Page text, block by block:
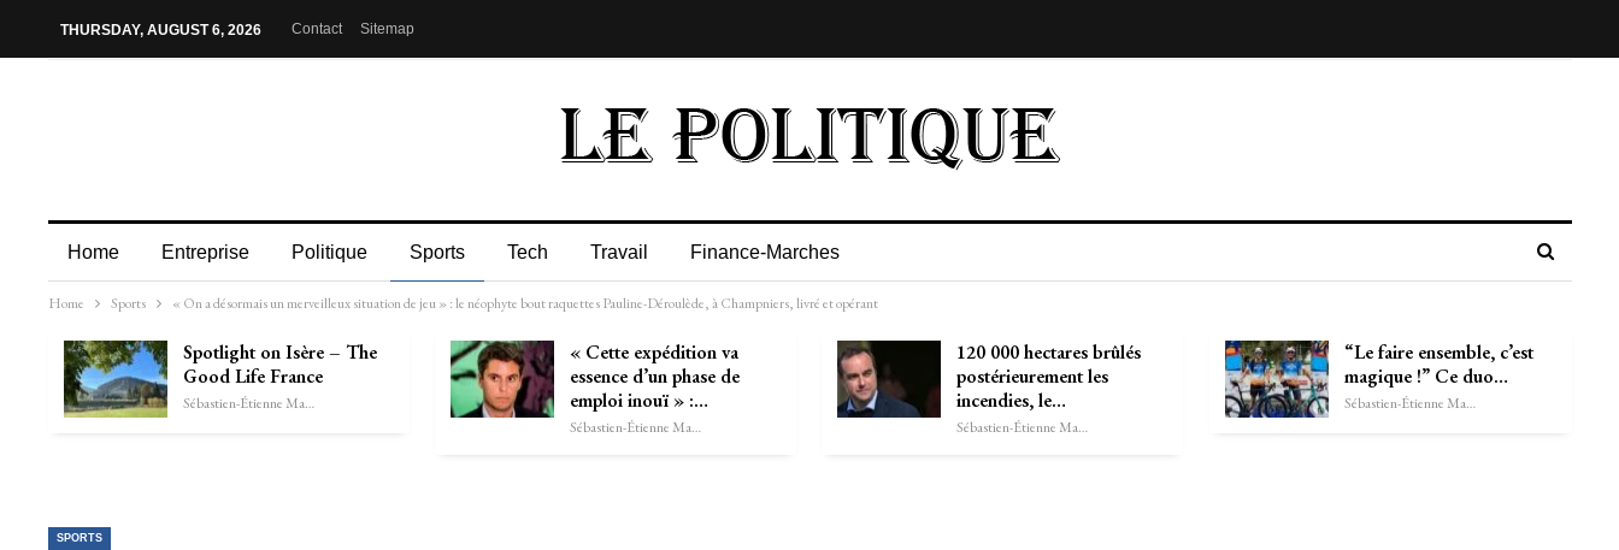
THURSDAY, AUGUST 6, 2026 Contact Sitemap
Home Entreprise Politique Sports Tech Travail Finance-Marches
Home Sports « On a désormais un merveilleux situation de jeu » : le néophyte bout raquettes Pauline-Déroulède, à Champniers, livré et opérant
Spotlight on Isère – The
Good Life France
Sébastien-Étienne Marechal
« Cette expédition va
essence d’un phase de
emploi inouï » :…
Sébastien-Étienne Marechal
120 000 hectares brûlés
postérieurement les
incendies, le…
Sébastien-Étienne Marechal
“Le faire ensemble, c’est
magique !” Ce duo…
Sébastien-Étienne Marechal
SPORTS